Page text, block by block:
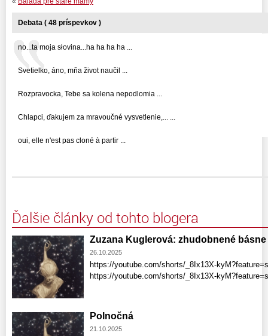
Debata ( 48 príspevkov )
no...ta moja słovina...ha ha ha ha ...
Svetielko, áno, mňa život naučil ...
Rozpravocka, Tebe sa kolena nepodlomia ...
Chlapci, ďakujem za mravoučné vysvetlenie,... ...
oui, elle n'est pas cloné à partir ...
Ďalšie články od tohto blogera
Zuzana Kuglerová: zhudobnené básne
26.10.2025
https://youtube.com/shorts/_8Ix13X-
https://youtube.com/shorts/_8Ix13X-
Polnočná
21.10.2025